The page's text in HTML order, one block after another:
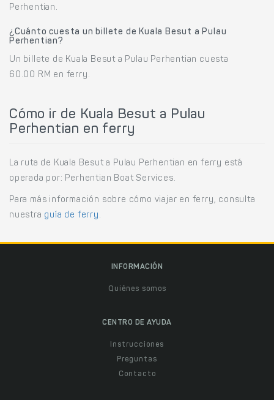
Perhentian.
¿Cuánto cuesta un billete de Kuala Besut a Pulau
Perhentian?
Un billete de Kuala Besut a Pulau Perhentian cuesta
60.00 RM en ferry.
Cómo ir de Kuala Besut a Pulau
Perhentian en ferry
La ruta de Kuala Besut a Pulau Perhentian en ferry está
operada por: Perhentian Boat Services.
Para más información sobre cómo viajar en ferry, consulta
nuestra guía de ferry .
INFORMACIÓN
Quiénes somos
CENTRO DE AYUDA
Instrucciones
Preguntas
Contacto